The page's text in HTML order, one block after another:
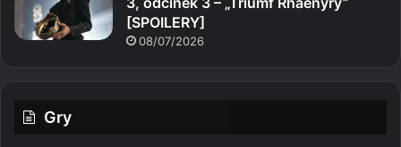
[SPOILERY]
08/07/2026
Gry